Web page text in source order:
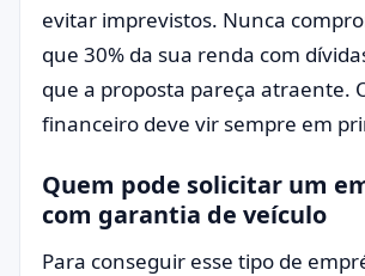
evitar imprevistos. Nunca
que 30% da sua renda com
que a proposta pareça atraente.
financeiro deve vir sempre em
Quem pode solicitar um
com garantia de veículo
Para conseguir esse tipo de